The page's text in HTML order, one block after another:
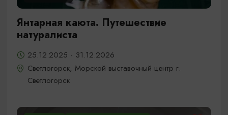
Янтарная каюта. Путешествие
натуралиста
25.12.2025 - 31.12.2026
Светлогорск, Морской выставочный центр г.
Светлогорск